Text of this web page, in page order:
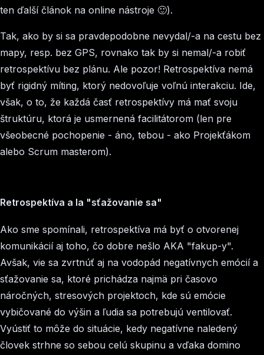
ten ďalší článok na online nástroje 🙂).
Tak, ako by si sa pravdepodobne nevydal/-a na cestu bez
mapy, resp. bez GPS, rovnako tak by si nemal/-a robiť
retrospektívu bez plánu. Ale pozor! Retrospektíva nemá
byť rigidný míting, ktorý nedovoľuje voľnú interakciu. Ide,
však, o to, že každá časť retrospektívy má mať svoju
štruktúru, ktorá je usmernená facilitátorom (len pre
všeobecné pochopenie - áno, tebou - ako Projekťákom
alebo Scrum masterom).
Retrospektíva a la "sťažovanie sa"
Ako sme spomínali, retrospektíva má byť o otvorenej
komunikácií aj toho, čo dobre nešlo AKA "fakup-y".
Avšak, vie sa zvrtnúť aj na vodopád negatívnych emócií a
sťažovanie sa, ktoré prichádza najmä pri časovo
náročných, stresových projektoch, kde sú emócie
vybičované do výšin a ľudia sa potrebujú ventilovať.
Vyústiť to môže do situácie, kedy negatívne naledený
človek strhne so sebou celú skupinu a vďaka domino